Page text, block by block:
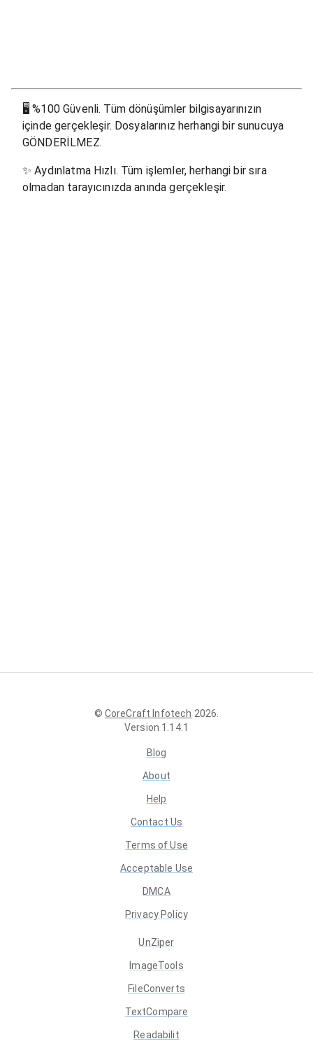
🖥%100 Güvenli. Tüm dönüşümler bilgisayarınızın
içinde gerçekleşir. Dosyalarınız herhangi bir sunucuya
GÖNDERİLMEZ.
✨Aydınlatma Hızlı. Tüm işlemler, herhangi bir sıra
olmadan tarayıcınızda anında gerçekleşir.
© CoreCraft Infotech 2026.
Version 1.14.1
Blog
About
Help
Contact Us
Terms of Use
Acceptable Use
DMCA
Privacy Policy
UnZiper
ImageTools
FileConverts
TextCompare
Readabilit